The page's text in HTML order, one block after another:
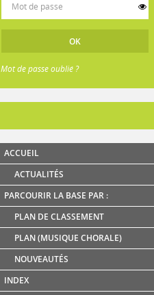
Mot de passe oublié ?
ACCUEIL
ACTUALITÉS
PARCOURIR LA BASE PAR :
PLAN DE CLASSEMENT
PLAN (MUSIQUE CHORALE)
NOUVEAUTÉS
INDEX